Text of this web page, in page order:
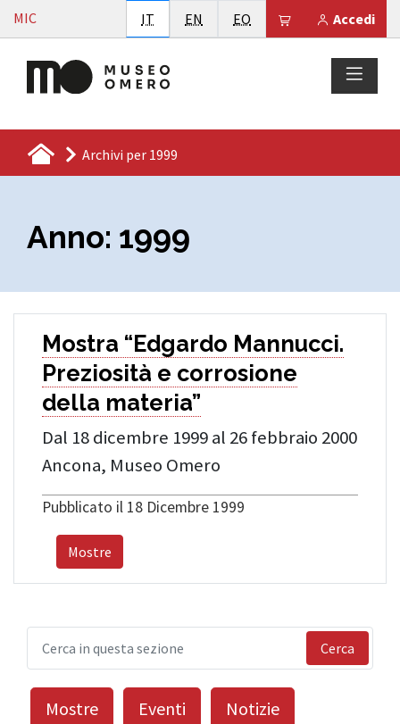
Vai al contenuto
MIC Accedi
Il tuo carrello è
IT Italiano
EN English
EO Esperanto
Archivi per 1999
Anno: 1999
Mostra “Edgardo Mannucci.
Preziosità e corrosione
della materia”
Dal 18 dicembre 1999 al 26 febbraio 2000
Ancona, Museo Omero
Pubblicato il 18 Dicembre 1999
Mostre
Cerca
Mostre Eventi Notizie